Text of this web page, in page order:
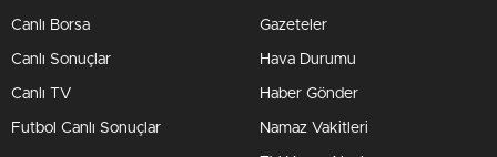
Canlı Borsa
Canlı Sonuçlar
Canlı TV
Futbol Canlı Sonuçlar
Gazeteler
Hava Durumu
Haber Gönder
Namaz Vakitleri